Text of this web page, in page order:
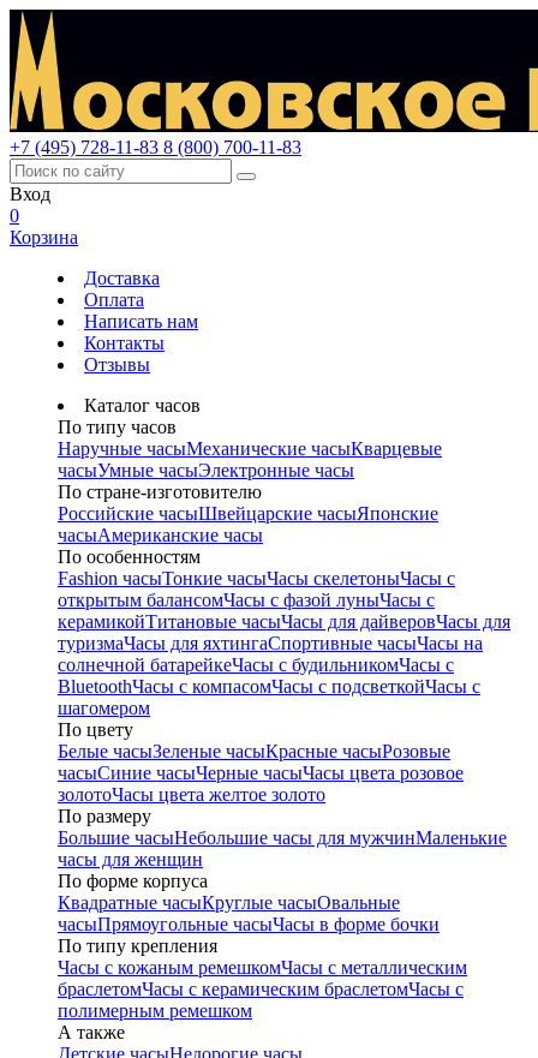
+7 (495) 728-11-83 8 (800) 700-11-83
Вход
0
Корзина
Доставка
Оплата
Написать нам
Контакты
Отзывы
Каталог часов
По типу часов
Наручные часыМеханические часыКварцевые
часыУмные часыЭлектронные часы
По стране-изготовителю
Российские часыШвейцарские часыЯпонские
часыАмериканские часы
По особенностям
Fashion часыТонкие часыЧасы скелетоныЧасы с
открытым балансомЧасы с фазой луныЧасы с
керамикойТитановые часыЧасы для дайверовЧасы для
туризмаЧасы для яхтингаСпортивные часыЧасы на
солнечной батарейкеЧасы с будильникомЧасы с
BluetoothЧасы с компасомЧасы с подсветкойЧасы с
шагомером
По цвету
Белые часыЗеленые часыКрасные часыРозовые
часыСиние часыЧерные часыЧасы цвета розовое
золотоЧасы цвета желтое золото
По размеру
Большие часыНебольшие часы для мужчинМаленькие
часы для женщин
По форме корпуса
Квадратные часыКруглые часыОвальные
часыПрямоугольные часыЧасы в форме бочки
По типу крепления
Часы с кожаным ремешкомЧасы с металлическим
браслетомЧасы с керамическим браслетомЧасы с
полимерным ремешком
А также
Детские часыНедорогие часы